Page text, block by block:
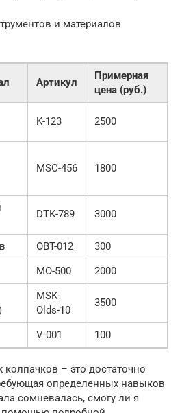
и материалов
Артикул
Примерная
цена (руб.)
K-123 2500
MSC-456 1800
DTK-789 3000
OBT-012
300
MO-500
2000
MSK-
Olds-10
3500
V-001 100
– это достаточно
определенных навыков
сомневалась, смогу ли я